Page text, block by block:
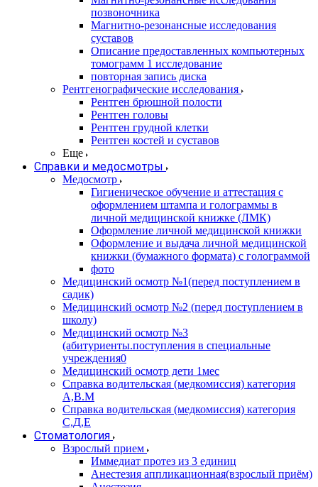
позвоночника
Магнитно-резонансные исследования
суставов
Описание предоставленных компьютерных
томограмм 1 исследование
повторная запись диска
Рентгенографические исследования
Рентген брюшной полости
Рентген головы
Рентген грудной клетки
Рентген костей и суставов
Еще
Справки и медосмотры
Медосмотр
Гигиеническое обучение и аттестация с
оформлением штампа и голограммы в
личной медицинской книжке (ЛМК)
Оформление личной медицинской книжки
Оформление и выдача личной медицинской
книжки (бумажного формата) с голограммой
фото
Медицинский осмотр №1(перед поступлением в
садик)
Медицинский осмотр №2 (перед поступлением в
школу)
Медицинский осмотр №3
(абитуриенты.поступления в специальные
учреждения0
Медицинский осмотр дети 1мес
Справка водительская (медкомиссия) категория
А,В.М
Справка водительская (медкомиссия) категория
С,Д,Е
Стоматология
Взрослый прием
Иммедиат протез из 3 единиц
Анестезия аппликационная(взрослый приём)